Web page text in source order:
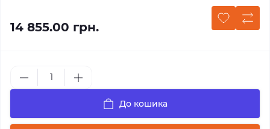
14 855.00 грн.
До кошика